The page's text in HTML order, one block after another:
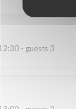
- guests 3